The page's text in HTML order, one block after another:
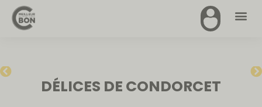
DÉLICES DE CONDORCET